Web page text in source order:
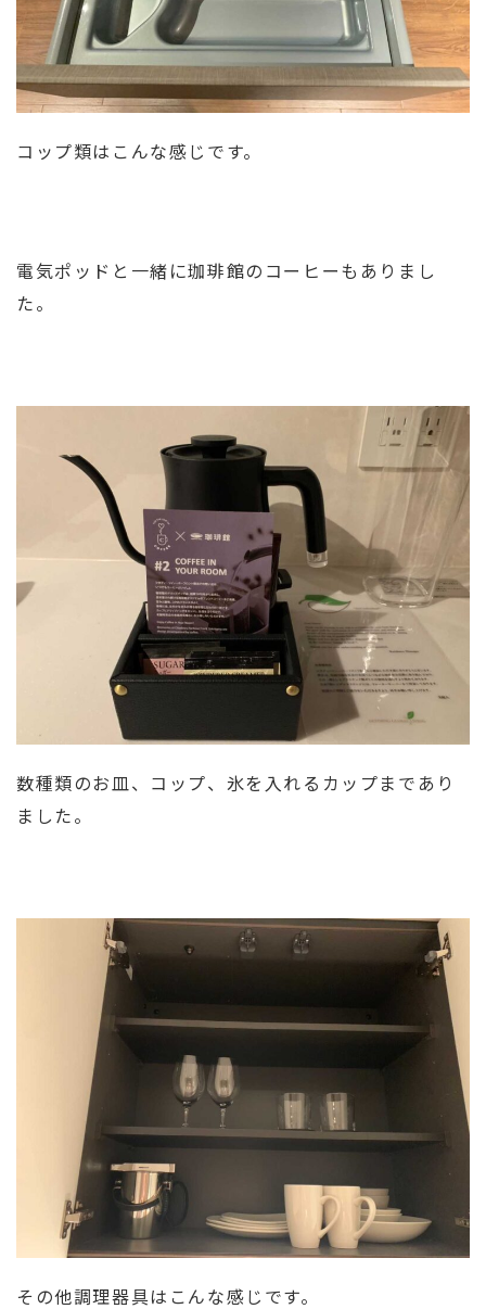
コップ類はこんな感じです。
電気ポッドと一緒に珈琲館のコーヒーもありまし
た。
数種類のお皿、コップ、氷を入れるカップまであり
ました。
その他調理器具はこんな感じです。